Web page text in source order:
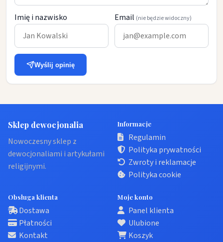
Imię i nazwisko Email (nie będzie widoczny)
Wyślij opinię
Sklep dewocjonalia
Nowoczesny sklep z
dewocjonaliami i artykułami
religijnymi.
Informacje
Regulamin
Polityka prywatności
Zwroty i reklamacje
Polityka cookie
Obsługa klienta
Dostawa
Płatności
Kontakt
Moje konto
Panel klienta
Ulubione
Koszyk